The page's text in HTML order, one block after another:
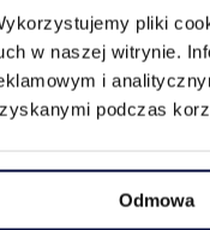
pliki
w naszej witrynie.
i
podczas
Odmowa
z Polski”.
Prawnej >> https://